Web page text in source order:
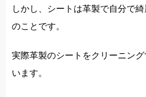
しかし、シートは革製で自分で
のことです。
実際革製のシートをクリーニン
います。